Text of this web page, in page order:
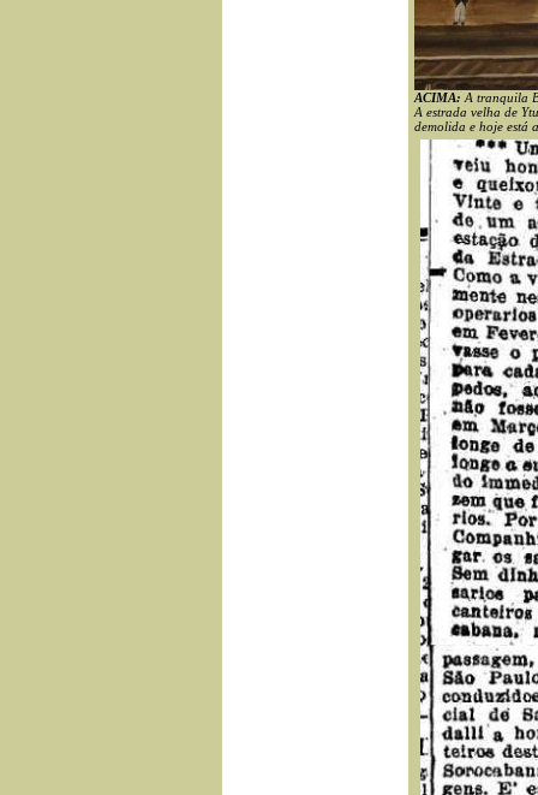
ACIMA: A tranquila
A estrada velha de
demolida e hoje está